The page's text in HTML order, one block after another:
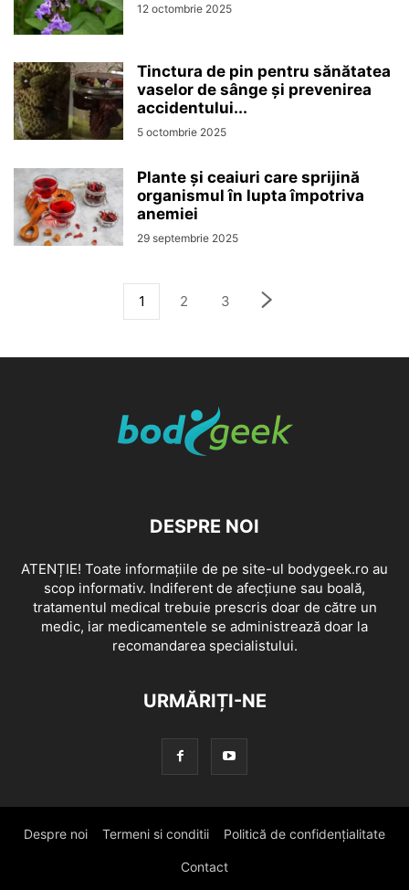
12 octombrie 2025
Tinctura de pin pentru sănătatea
vaselor de sânge și prevenirea
accidentului...
5 octombrie 2025
Plante și ceaiuri care sprijină
organismul în lupta împotriva
anemiei
29 septembrie 2025
1 2 3
DESPRE NOI
ATENȚIE! Toate informațiile de pe site-ul bodygeek.ro au
scop informativ. Indiferent de afecțiune sau boală,
tratamentul medical trebuie prescris doar de către un
medic, iar medicamentele se administrează doar la
recomandarea specialistului.
URMĂRIȚI-NE
Despre noi Termeni si conditii Politică de confidențialitate
Contact